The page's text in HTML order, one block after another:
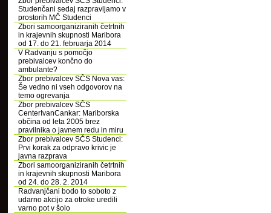
Studenčani sedaj razpravljamo v
prostorih MČ Studenci
Zbori samoorganiziranih četrtnih
in krajevnih skupnosti Maribora
od 17. do 21. februarja 2014
V Radvanju s pomočjo
prebivalcev končno do
ambulante?
Zbor prebivalcev SČS Nova vas:
Še vedno ni vseh odgovorov na
temo ogrevanja
Zbor prebivalcev SČS
CenterIvanCankar: Mariborska
občina od leta 2005 brez
pravilnika o javnem redu in miru
Zbor prebivalcev SČS Studenci:
Prvi korak za odpravo krivic je
javna razprava
Zbori samoorganiziranih četrtnih
in krajevnih skupnosti Maribora
od 24. do 28. 2. 2014
Radvanjčani bodo to soboto z
udarno akcijo za otroke uredili
varno pot v šolo